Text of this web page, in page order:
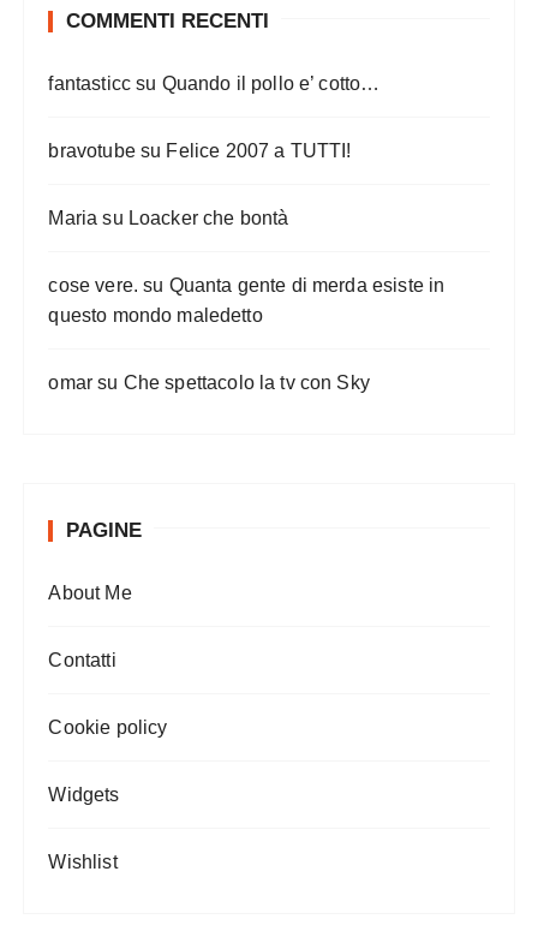
COMMENTI RECENTI
fantasticc su Quando il pollo e’ cotto…
bravotubesu Felice 2007 a TUTTI!
Maria su Loacker che bontà
cose vere. su Quanta gente di merda esiste in
questo mondo maledetto
omar su Che spettacolo la tv con Sky
PAGINE
About Me
Contatti
Cookie policy
Widgets
Wishlist